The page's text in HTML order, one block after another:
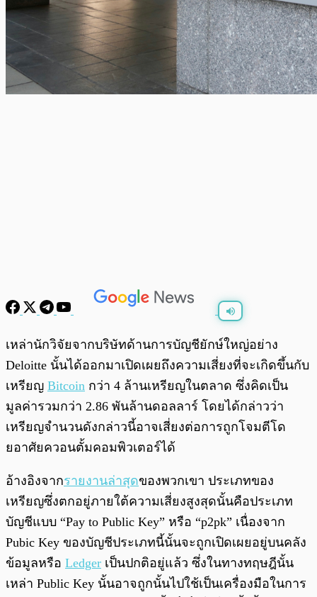
พร้อมเล่น 0:00 /
เหล่านักวิจัยจากบริษัทด้านการบัญชียักษ์ใหญ่อย่าง
Deloitte นั้นได้ออกมาเปิดเผยถึงความเสี่ยงที่จะเกิดขึ้นกับ
เหรียญ Bitcoin กว่า 4 ล้านเหรียญในตลาด ซึ่งคิดเป็น
มูลค่ารวมกว่า 2.86 พันล้านดอลลาร์ โดยได้กล่าวว่า
เหรียญจำนวนดังกล่าวนี้อาจเสี่ยงต่อการถูกโจมตีโด
ยอาศัยควอนตั้มคอมพิวเตอร์ได้
อ้างอิงจากรายงานล่าสุดของพวกเขา ประเภทของ
เหรียญซึ่งตกอยู่ภายใต้ความเสี่ยงสูงสุดนั้นคือประเภท
บัญชีแบบ “Pay to Public Key” หรือ “p2pk” เนื่องจาก
Pubic Key ของบัญชีประเภทนี้นั้นจะถูกเปิดเผยอยู่บนคลัง
ข้อมูลหรือ Ledger เป็นปกติอยู่แล้ว ซึ่งในทางทฤษฎีนั้น
เหล่า Public Key นั้นอาจถูกนั้นไปใช้เป็นเครื่องมือในการ